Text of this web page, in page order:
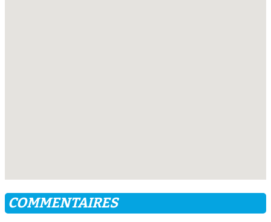
COMMENTAIRES